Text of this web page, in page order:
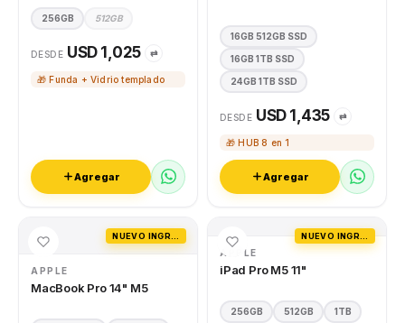
256GB 512GB
DESDE USD 1,025 ⇄
🎁 Funda + Vidrio templado
Agregar
16GB 512GB SSD
16GB 1TB SSD
24GB 1TB SSD
DESDE USD 1,435 ⇄
🎁 HUB 8 en 1
Agregar
APPLE
MacBook Pro 14" M5
APPLE
iPad Pro M5 11"
256GB 512GB 1TB